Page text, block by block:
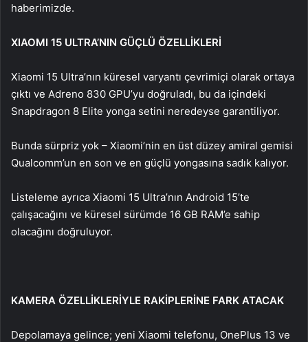
haberimizde.
XIAOMI 15 ULTRA’NIN GÜÇLÜ ÖZELLİKLERİ
Xiaomi 15 Ultra’nın küresel varyantı çevrimiçi olarak ortaya
çıktı ve Adreno 830 GPU’yu doğruladı, bu da içindeki
Snapdragon 8 Elite yonga setini neredeyse garantiliyor.
Bunda sürpriz yok – Xiaomi’nin en üst düzey amiral gemisi
Qualcomm’un en son ve en güçlü yongasına sadık kalıyor.
Listeleme ayrıca Xiaomi 15 Ultra’nın Android 15’te
çalışacağını ve küresel sürümde 16 GB RAM’e sahip
olacağını doğruluyor.
KAMERA ÖZELLİKLERİYLE RAKİPLERİNE FARK ATACAK
Depolamaya gelince; yeni Xiaomi telefonu, OnePlus 13 ve